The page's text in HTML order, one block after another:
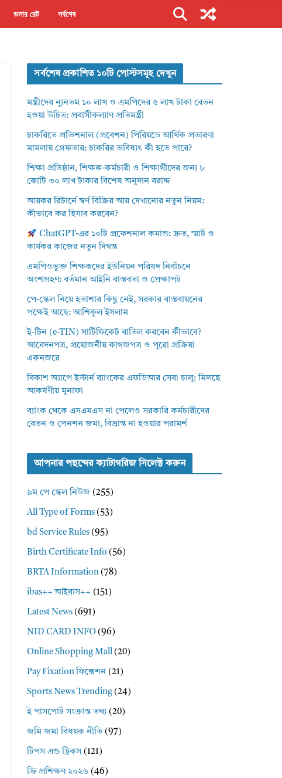
ডলার রেট সর্বশেষ
সর্বশেষ প্রকাশিত ১০টি পোস্টসমূহ দেখুন
মন্ত্রীদের ন্যূনতম ১০ লাখ ও এমপিদের ৫ লাখ টাকা বেতন
হওয়া উচিত: প্রবাসীকল্যাণ প্রতিমন্ত্রী
চাকরিতে প্রভিশনাল (প্রবেশন) পিরিয়ডে আর্থিক প্রতারণা
মামলায় গ্রেফতার: চাকরির ভবিষ্যৎ কী হতে পারে?
শিক্ষা প্রতিষ্ঠান, শিক্ষক-কর্মচারী ও শিক্ষার্থীদের জন্য ৮
কোটি ৩০ লাখ টাকার বিশেষ অনুদান বরাদ্দ
আয়কর রিটার্নে স্বর্ণ বিক্রির আয় দেখানোর নতুন নিয়ম:
কীভাবে কর হিসাব করবেন?
ChatGPT-এর ১০টি প্রফেশনাল কমান্ড: দ্রুত, স্মার্ট ও
কার্যকর কাজের নতুন দিগন্ত
এমপিওভুক্ত শিক্ষকদের ইউনিয়ন পরিষদ নির্বাচনে
অংশগ্রহণ: বর্তমান আইনি বাস্তবতা ও প্রেক্ষাপট
পে-স্কেল নিয়ে হতাশার কিছু নেই, সরকার বাস্তবায়নের
পক্ষেই আছে: আশিকুল ইসলাম
ই-টিন (e-TIN) সার্টিফিকেট বাতিল করবেন কীভাবে?
আবেদনপত্র, প্রয়োজনীয় কাগজপত্র ও পুরো প্রক্রিয়া
একনজরে
বিকাশ অ্যাপে ইস্টার্ন ব্যাংকের এফডিআর সেবা চালু: মিলছে
আকর্ষণীয় মুনাফা
ব্যাংক থেকে এসএমএস না পেলেও সরকারি কর্মচারীদের
বেতন ও পেনশন জমা, বিভ্রান্ত না হওয়ার পরামর্শ
আপনার পছন্দের ক্যাটাগরিজ সিলেক্ট করুন
৯ম পে স্কেল নিউজ (255)
All Type of Forms (53)
bd Service Rules (95)
Birth Certificate Info (56)
BRTA Information (78)
ibas++ আইবাস++ (151)
Latest News (691)
NID CARD INFO (96)
Online Shopping Mall (20)
Pay Fixation ফিক্সেশন (21)
Sports News Trending(24)
ই পাসপোর্ট সংক্রান্ত তথ্য (20)
জমি জমা বিষয়ক নীতি (97)
টিপস এন্ড ট্রিকস (121)
ফ্রি প্রশিক্ষণ ২০২৬ (46)